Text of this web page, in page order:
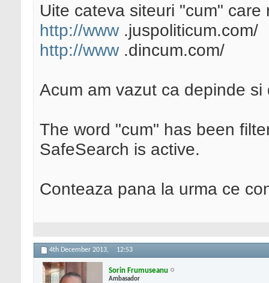
Uite cateva siteuri "cum"
http://www.juspoliticum.com/
http://www.dincum.com/
Acum am vazut ca depinde
The word "cum" has been
SafeSearch is active.
Conteaza pana la urma ce
4th December 2013, 12:53
Sorin Frumuseanu
Ambasador